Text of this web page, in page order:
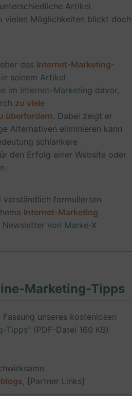
Artikel
vielen Möglichkeiten blickt doch
des Internet-Marketing-
seinem Artikel
im Internet-Marketing davor,
zu viele
überfordern. Dabei zeigt er
Alternativen eliminieren kann
schlankere
den Erfolg einer Website oder
verständlich formulierten
Internet-Marketing
Newsletter von Marke-X
Marketing-Tipps
unseres kostenlosen
Tipps" (PDF-Datei 160 KB)
, [Partner Links]